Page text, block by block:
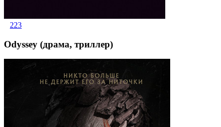
223
Odyssey (драма, триллер)